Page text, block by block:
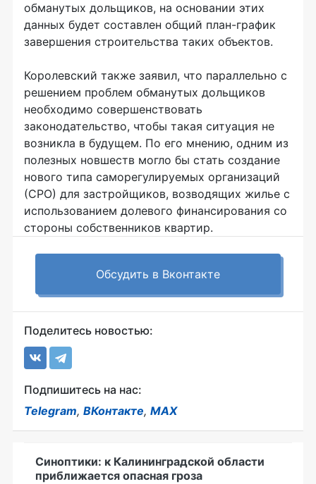
обманутых дольщиков, на основании этих
данных будет составлен общий план-график
завершения строительства таких объектов.
Королевский также заявил, что параллельно с
решением проблем обманутых дольщиков
необходимо совершенствовать
законодательство, чтобы такая ситуация не
возникла в будущем. По его мнению, одним из
полезных новшеств могло бы стать создание
нового типа саморегулируемых организаций
(СРО) для застройщиков, возводящих жилье с
использованием долевого финансирования со
стороны собственников квартир.
Обсудить в Вконтакте
Поделитесь новостью:
Подпишитесь на нас:
Telegram, ВКонтакте, MAX
Синоптики: к Калининградской области
приближается опасная гроза